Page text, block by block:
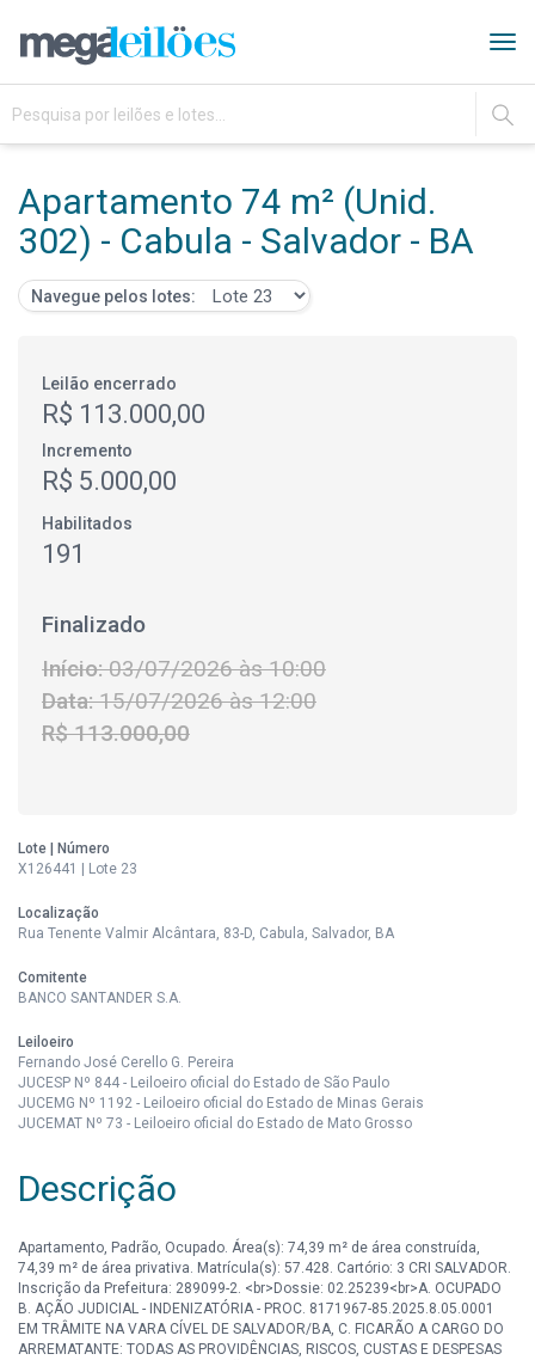
IR
Apartamento 74 m² (Unid.
302) - Cabula - Salvador - BA
Navegue pelos lotes:
Leilão encerrado
R$ 113.000,00
Incremento
R$ 5.000,00
Habilitados
191
Finalizado
Início:03/07/2026 às 10:00
Data:15/07/2026 às 12:00
R$ 113.000,00
Lote | Número
X126441 | Lote 23
Localização
Rua Tenente Valmir Alcântara, 83-D, Cabula, Salvador, BA
Comitente
BANCO SANTANDER S.A.
Leiloeiro
Fernando José Cerello G. Pereira
JUCESP Nº 844 - Leiloeiro oficial do Estado de São Paulo
JUCEMG Nº 1192 - Leiloeiro oficial do Estado de Minas Gerais
JUCEMAT Nº 73 - Leiloeiro oficial do Estado de Mato Grosso
Descrição
Apartamento, Padrão, Ocupado. Área(s): 74,39 m² de área construída,
74,39 m² de área privativa. Matrícula(s): 57.428. Cartório: 3 CRI SALVADOR.
Inscrição da Prefeitura: 289099-2. <br>Dossie: 02.25239<br>A. OCUPADO
B. AÇÃO JUDICIAL - INDENIZATÓRIA - PROC. 8171967-85.2025.8.05.0001
EM TRÂMITE NA VARA CÍVEL DE SALVADOR/BA, C. FICARÃO A CARGO DO
ARREMATANTE: TODAS AS PROVIDÊNCIAS, RISCOS, CUSTAS E DESPESAS